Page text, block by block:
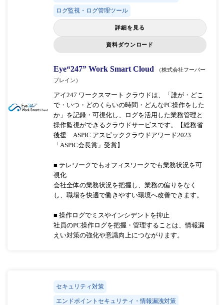
ログ監視・ログ管理ツール
詳細を見る
資料ダウンロード
Eye“247” Work Smart Cloud
（株式会社フーバー
ブレイン）
アイ247 ワークスマート クラウドは、「誰が・どこ
で・いつ・どのくらいの時間・どんなPC操作をした
か」を記録・可視化し、ログを活用した業務管理と
操作監視ができるクラウドサービスです。【総務省
後援 ASPIC アスピッククラウドアワード2023
「ASPIC会長賞」受賞】
■ テレワークでもオフィスワークでも業務状況を可
視化
会社全体の業務状況を把握し、業務の偏りをなく
し、職場を快適で働きやすい環境へ改善できます。
■ 操作ログでミスやインシデントを抑止
社員のPC操作ログを把握・管理することは、情報漏
えい対策の強化や意識向上につながります。
セキュリティ対策
エンドポイントセキュリティ・情報漏洩対策